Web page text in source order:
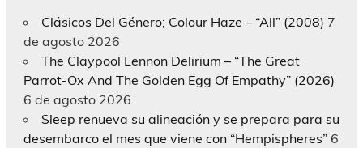
Clásicos Del Género; Colour Haze – “All” (2008) 7
de agosto 2026
The Claypool Lennon Delirium – “The Great
Parrot-Ox And The Golden Egg Of Empathy” (2026)
6 de agosto 2026
Sleep renueva su alineación y se prepara para su
desembarco el mes que viene con “Hempispheres” 6